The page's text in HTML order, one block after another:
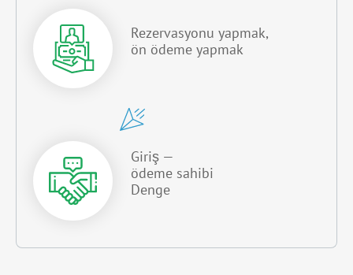
Rezervasyonu yapmak,
ön ödeme yapmak
Giriş —
ödeme sahibi
Denge